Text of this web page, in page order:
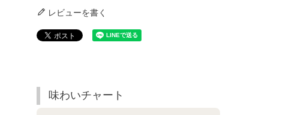
レビューを書く
味わいチャート